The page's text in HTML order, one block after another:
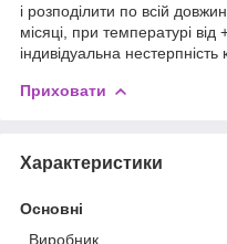
і розподілити по всій
місяці, при температурі
індивідуальна нестерпність
Приховати
Характеристики
Основні
Виробник